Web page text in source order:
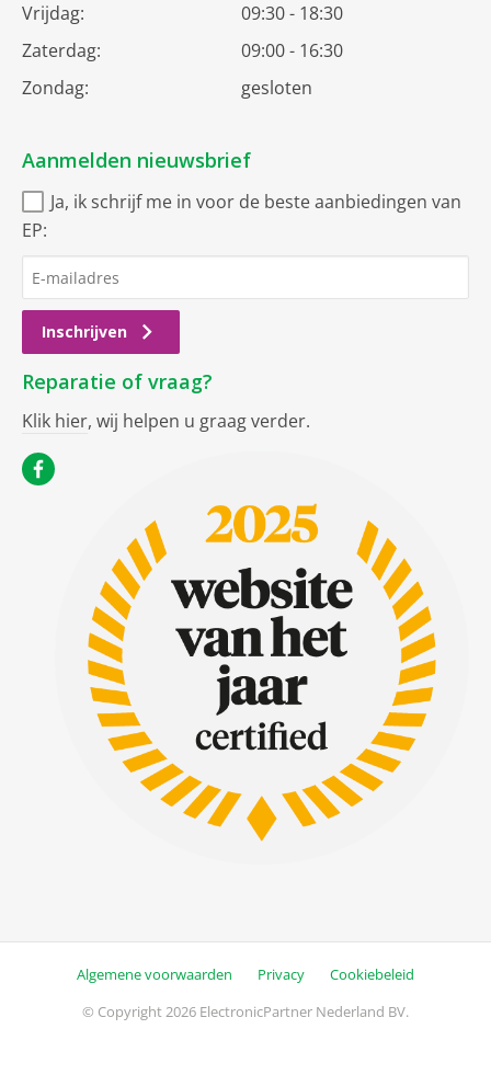
Vrijdag:
09:30 - 18:30
Zaterdag:
09:00 - 16:30
Zondag:
gesloten
Aanmelden nieuwsbrief
Ja, ik schrijf me in voor de beste aanbiedingen van
EP:
Inschrijven
Reparatie of vraag?
Klik hier, wij helpen u graag verder.
Algemene voorwaarden Privacy
Cookiebeleid
© Copyright 2026 ElectronicPartner Nederland BV.